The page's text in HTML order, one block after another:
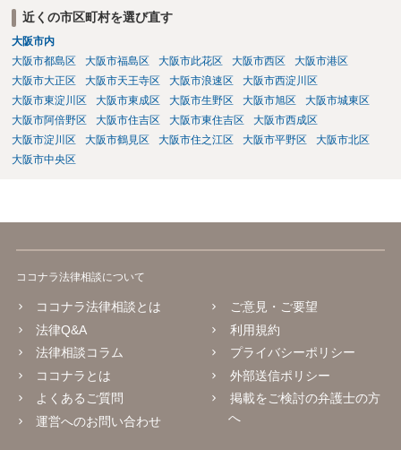
近くの市区町村を選び直す
大阪市内
大阪市都島区
大阪市福島区 大阪市此花区 大阪市西区
大阪市港区
大阪市大正区
大阪市天王寺区 大阪市浪速区
大阪市西淀川区
大阪市東淀川区
大阪市東成区 大阪市生野区 大阪市旭区
大阪市城東区
大阪市阿倍野区
大阪市住吉区 大阪市東住吉区
大阪市西成区
大阪市淀川区
大阪市鶴見区 大阪市住之江区 大阪市平野区
大阪市北区
大阪市中央区
ココナラ法律相談について
ココナラ法律相談とは
法律Q&A
法律相談コラム
ココナラとは
よくあるご質問
運営へのお問い合わせ
ご意見・ご要望
利用規約
プライバシーポリシー
外部送信ポリシー
掲載をご検討の弁護士の方
へ